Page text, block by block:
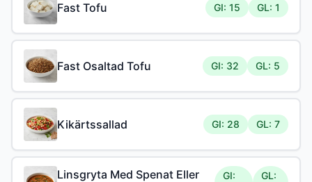
Fast Tofu GI: 15 GL: 1
Fast Osaltad Tofu GI: 32 GL: 5
Kikärtssallad GI: 28 GL: 7
Linsgryta Med Spenat Eller
GI:
GL: